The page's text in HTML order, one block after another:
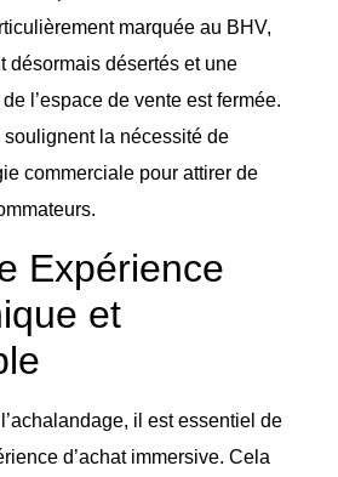
marquée au BHV,
désormais désertés et une
l’espace de vente est fermée.
la nécessité de
commerciale pour attirer de
Expérience
et
il est essentiel de
d’achat immersive. Cela